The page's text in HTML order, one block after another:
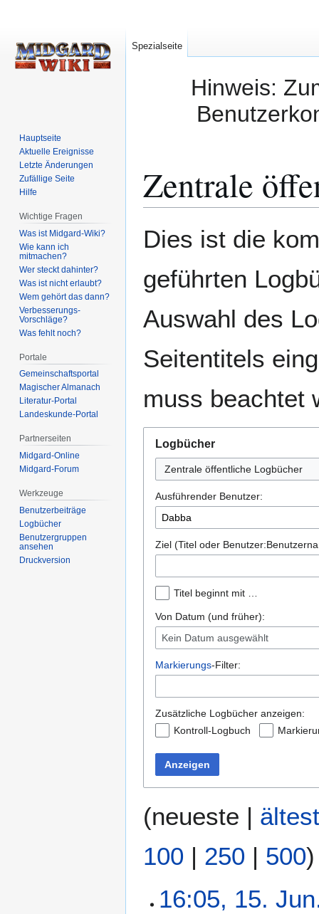
Hinweis:
Zentrale
Navigation
Suche
Dies ist die
geführten
Auswahl des
Seitentitels
muss beachtet
Logbücher
Zentrale öffentliche Logbücher
Ausführender Benutzer:
Ziel (Titel oder
Titel beginnt mit …
Von Datum (und früher):
Kein Datum ausgewählt
Markierungs-Filter:
Zusätzliche Logbücher anzeigen:
Kontroll-Logbuch
Anzeigen
(neueste |
100 | 250 | 500)
16:05, 15.
Spezialseite
Hauptseite
Aktuelle Ereignisse
Letzte Änderungen
Zufällige Seite
Hilfe
Wichtige Fragen
Was ist Midgard-Wiki?
Wie kann ich
mitmachen?
Wer steckt dahinter?
Was ist nicht erlaubt?
Wem gehört das dann?
Verbesserungs-
Vorschläge?
Was fehlt noch?
Portale
Gemeinschafts­portal
Magischer Almanach
Literatur-Portal
Landeskunde-Portal
Partnerseiten
Midgard-Online
Midgard-Forum
Werkzeuge
Benutzerbeiträge
Logbücher
Benutzergruppen
ansehen
Druckversion